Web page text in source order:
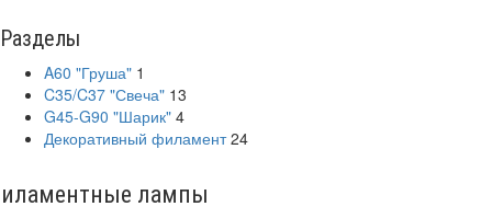
Разделы
A60 "Груша" 1
C35/C37 "Свеча" 13
G45-G90 "Шарик" 4
Декоративный филамент 24
лампы